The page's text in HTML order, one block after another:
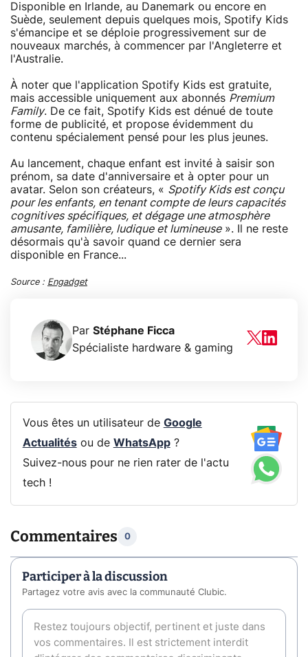
Disponible en Irlande, au Danemark ou encore en
Suède, seulement depuis quelques mois, Spotify Kids
s'émancipe et se déploie progressivement sur de
nouveaux marchés, à commencer par l'Angleterre et
l'Australie.
À noter que l'application Spotify Kids est gratuite,
mais accessible uniquement aux abonnés Premium
Family. De ce fait, Spotify Kids est dénué de toute
forme de publicité, et propose évidemment du
contenu spécialement pensé pour les plus jeunes.
Au lancement, chaque enfant est invité à saisir son
prénom, sa date d'anniversaire et à opter pour un
avatar. Selon son créateurs, « Spotify Kids est conçu
pour les enfants, en tenant compte de leurs capacités
cognitives spécifiques, et dégage une atmosphère
amusante, familière, ludique et lumineuse». Il ne reste
désormais qu'à savoir quand ce dernier sera
disponible en France...
Source : Engadget
Par Stéphane Ficca
Spécialiste hardware & gaming
Vous êtes un utilisateur de Google
Actualitésou de WhatsApp?
Suivez-nous pour ne rien rater de l'actu
tech !
Commentaires 0
Participer à la discussion
Partagez votre avis avec la communauté Clubic.